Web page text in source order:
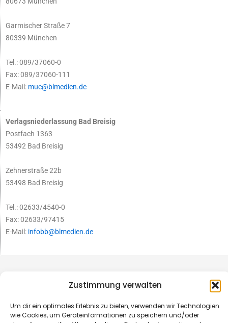
Zustimmung verwalten
Um dir ein optimales Erlebnis zu bieten, verwenden wir Technologien
wie Cookies, um Geräteinformationen zu speichern und/oder
Garmischer Straße 7
80339 München
Tel.: 089/37060-0
Fax: 089/37060-111
E-Mail: muc@blmedien.de
Verlagsniederlassung Bad Breisig
Postfach 1363
53492 Bad Breisig
Zehnerstraße 22b
53498 Bad Breisig
Tel.: 02633/4540-0
Fax: 02633/97415
E-Mail: infobb@blmedien.de